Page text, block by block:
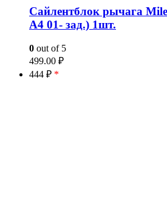
Сайлентблок рычага
A4 01- зад.) 1шт.
0 out of 5
499.00 ₽
444 ₽ *